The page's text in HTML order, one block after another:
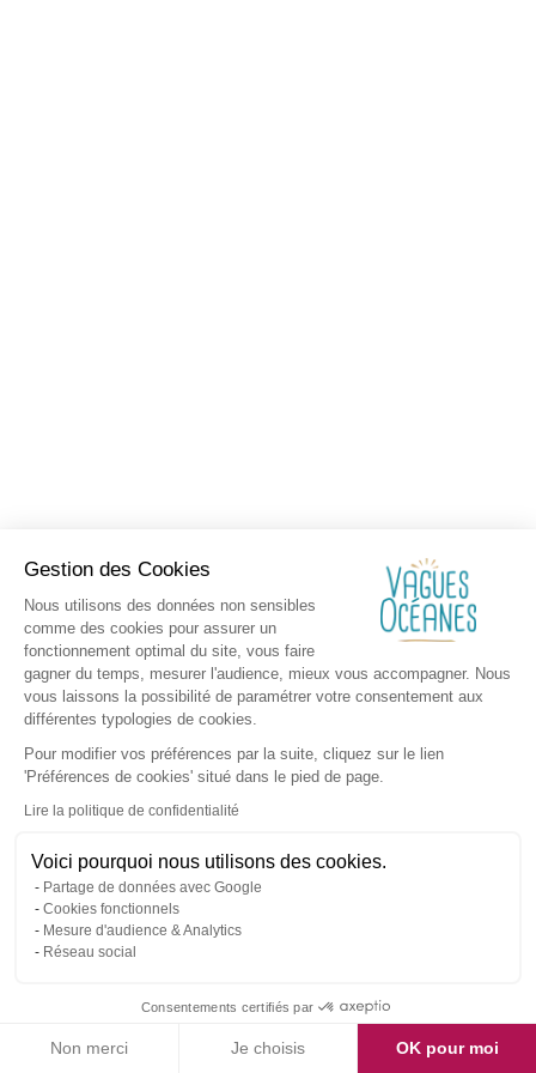
Gestion des Cookies
Nous utilisons des données non sensibles
comme des cookies pour assurer un
fonctionnement optimal du site, vous faire
gagner du temps, mesurer l'audience, mieux vous accompagner. Nous
vous laissons la possibilité de paramétrer votre consentement aux
différentes typologies de cookies.
Pour modifier vos préférences par la suite, cliquez sur le lien
'Préférences de cookies' situé dans le pied de page.
Lire la politique de confidentialité
Voici pourquoi nous utilisons des cookies.
Partage de données avec Google
Cookies fonctionnels
Mesure d'audience & Analytics
Réseau social
Consentements certifiés par
Non merci Je choisis OK pour moi